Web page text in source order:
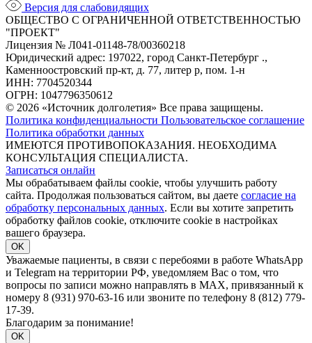
Версия для слабовидящих
ОБЩЕСТВО С ОГРАНИЧЕННОЙ ОТВЕТСТВЕННОСТЬЮ
"ПРОЕКТ"
Лицензия № Л041-01148-78/00360218
Юридический адрес: 197022, город Санкт-Петербург .,
Каменноостровский пр-кт, д. 77, литер р, пом. 1-н
ИНН: 7704520344
ОГРН: 1047796350612
© 2026 «Источник долголетия» Все права защищены.
Политика конфиденциальности Пользовательское соглашение
Политика обработки данных
ИМЕЮТСЯ ПРОТИВОПОКАЗАНИЯ. НЕОБХОДИМА
КОНСУЛЬТАЦИЯ СПЕЦИАЛИСТА.
Записаться онлайн
Мы обрабатываем файлы cookie, чтобы улучшить работу
сайта. Продолжая пользоваться сайтом, вы даете согласие на
обработку персональных данных. Если вы хотите запретить
обработку файлов cookie, отключите cookie в настройках
вашего браузера.
OK
Уважаемые пациенты, в связи с перебоями в работе WhatsApp
и Telegram на территории РФ, уведомляем Вас о том, что
вопросы по записи можно направлять в MAX, привязанный к
номеру 8 (931) 970-63-16 или звоните по телефону 8 (812) 779-
17-39.
Благодарим за понимание!
OK